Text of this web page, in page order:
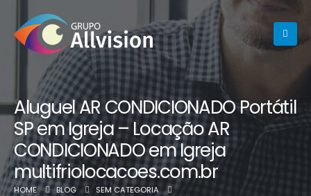
Aluguel AR CONDICIONADO Portátil
SP em Igreja – Locação AR
CONDICIONADO em Igreja
multifriolocacoes.com.br
HOME BLOG
SEM CATEGORIA